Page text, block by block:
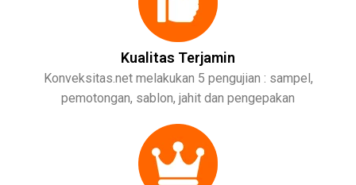
Kualitas Terjamin
Konveksitas.net melakukan 5 pengujian : sampel,
pemotongan, sablon, jahit dan pengepakan